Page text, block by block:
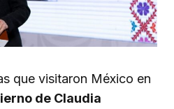
que visitaron México en
de Claudia